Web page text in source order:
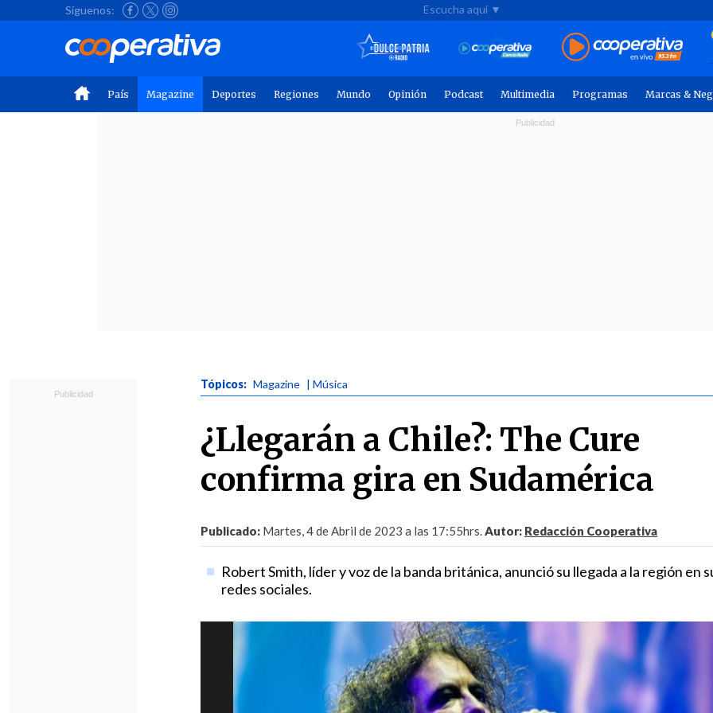
Síguenos: Escucha aquí ▼
País Magazine Deportes Regiones Mundo Opinión Podcast Multimedia Programas Marcas &
Tópicos: Magazine | Música
¿Llegarán a Chile?: The Cure
confirma gira en Sudamérica
Publicado: Martes, 4 de Abril de 2023 a las 17:55hrs.Autor: Redacción Cooperativa
Robert Smith, líder y voz de la banda británica, anunció su llegada a la región en
redes sociales.